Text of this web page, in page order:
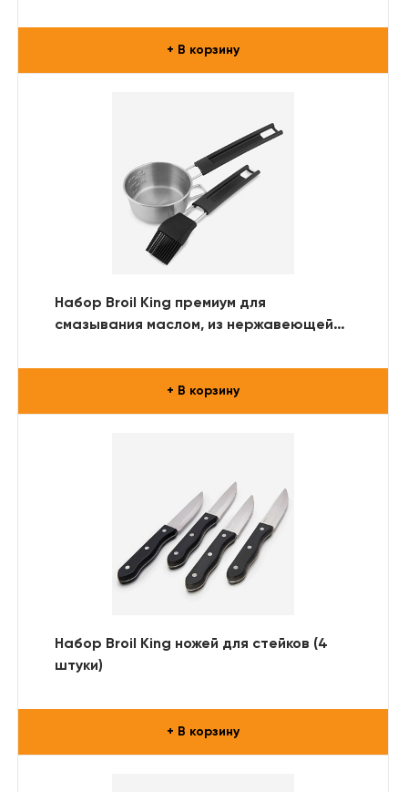
+ В корзину
Набор Broil King премиум для
смазывания маслом, из нержавеющей
+ В корзину
Набор Broil King ножей для стейков (4
штуки)
+ В корзину